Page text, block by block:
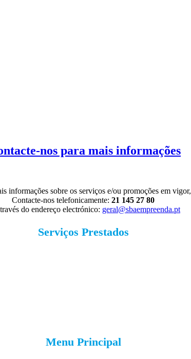
nos para mais informações
informações sobre os serviços e/ou promoções em vigor,
Contacte-nos telefonicamente: 21 145 27 80
do endereço electrónico: geral@sbaempreenda.pt
Serviços Prestados
Menu Principal